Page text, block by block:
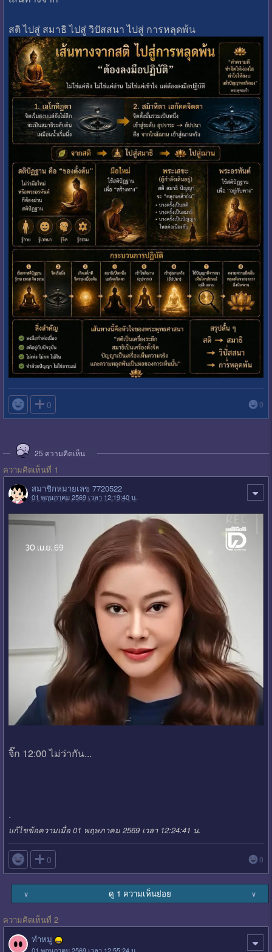
สติ ไปสู่ สมาธิ ไปสู่ วิปัสสนา ไปสู่ การหลุดพ้น
 0 0
25 ความคิดเห็น
ความคิดเห็นที่ 1
สมาชิกหมายเลข 7720522
01 พฤษภาคม 2569 เวลา 12:19:40 น.
จิ๊ก 12:00 ไม่ว่ากัน...
.
แก้ไขข้อความเมื่อ 01 พฤษภาคม 2569 เวลา 12:24:41 น.
 0 0
∨ ดู 1 ความเห็นย่อย ∨
ความคิดเห็นที่ 2
ทำหมู